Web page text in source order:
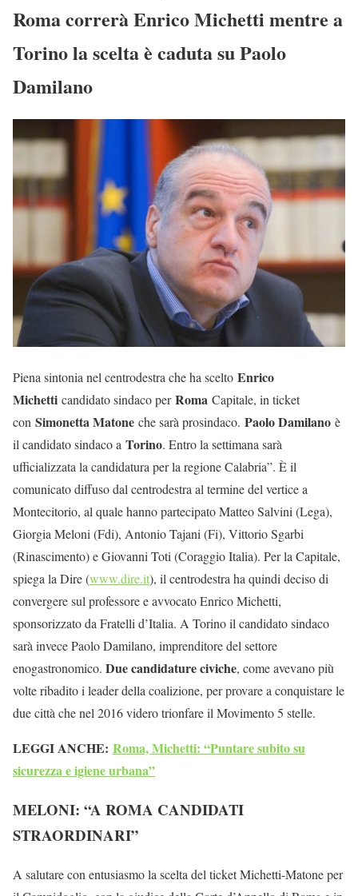
Roma correrà Enrico Michetti mentre a
Torino la scelta è caduta su Paolo
Damilano
Piena sintonia nel centrodestra che ha scelto Enrico
Michetti candidato sindaco perRoma Capitale, in ticket
con Simonetta Matone che sarà prosindaco. Paolo Damilano è
il candidato sindaco a Torino. Entro la settimana sarà
ufficializzata la candidatura per la regione Calabria”. È il
comunicato diffuso dal centrodestra al termine del vertice a
Montecitorio, al quale hanno partecipato Matteo Salvini (Lega),
Giorgia Meloni (Fdi), Antonio Tajani (Fi), Vittorio Sgarbi
(Rinascimento) e Giovanni Toti (Coraggio Italia). Per la Capitale,
spiega la Dire (www.dire.it), il centrodestra ha quindi deciso di
convergere sul professore e avvocato Enrico Michetti,
sponsorizzato da Fratelli d’Italia. A Torino il candidato sindaco
sarà invece Paolo Damilano, imprenditore del settore
enogastronomico. Due candidature civiche, come avevano più
volte ribadito i leader della coalizione, per provare a conquistare le
due città che nel 2016 videro trionfare il Movimento 5 stelle.
LEGGI ANCHE: Roma, Michetti: “Puntare subito su
sicurezza e igiene urbana”
MELONI: “A ROMA CANDIDATI
STRAORDINARI”
A salutare con entusiasmo la scelta del ticket Michetti-Matone per